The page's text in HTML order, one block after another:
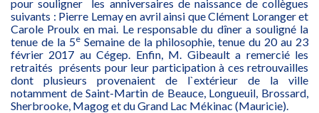
pour souligner les anniversaires de naissance de collègues
suivants : Pierre Lemay en avril ainsi que Clément Loranger et
Carole Proulx en mai. Le responsable du dîner a souligné la
tenue de la 5e Semaine de la philosophie, tenue du 20 au 23
février 2017 au Cégep. Enfin, M. Gibeault a remercié les
retraités présents pour leur participation à ces retrouvailles
dont plusieurs provenaient de l`extérieur de la ville
notamment de Saint-Martin de Beauce, Longueuil, Brossard,
Sherbrooke, Magog et du Grand Lac Mékinac (Mauricie).